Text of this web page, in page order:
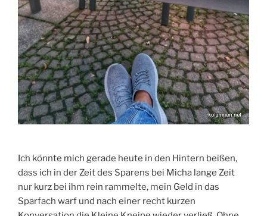
Ich könnte mich gerade heute in den Hintern beißen,
dass ich in der Zeit des Sparens bei Micha lange Zeit
nur kurz bei ihm rein rammelte, mein Geld in das
Sparfach warf und nach einer recht kurzen